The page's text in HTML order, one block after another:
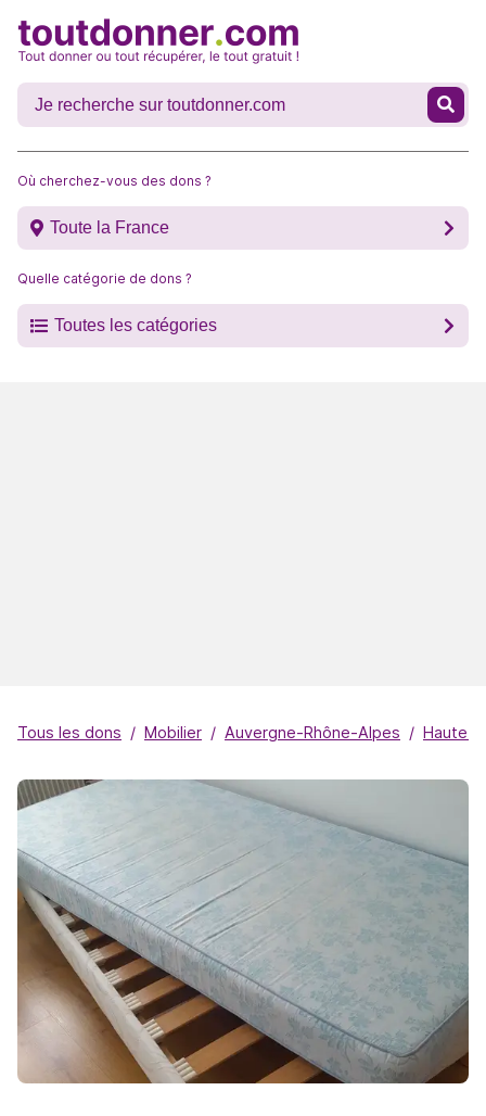
Où cherchez-vous des dons ?
Toute la France
Quelle catégorie de dons ?
Toutes les catégories
Tous les dons Mobilier Auvergne-Rhône-Alpes Haute-